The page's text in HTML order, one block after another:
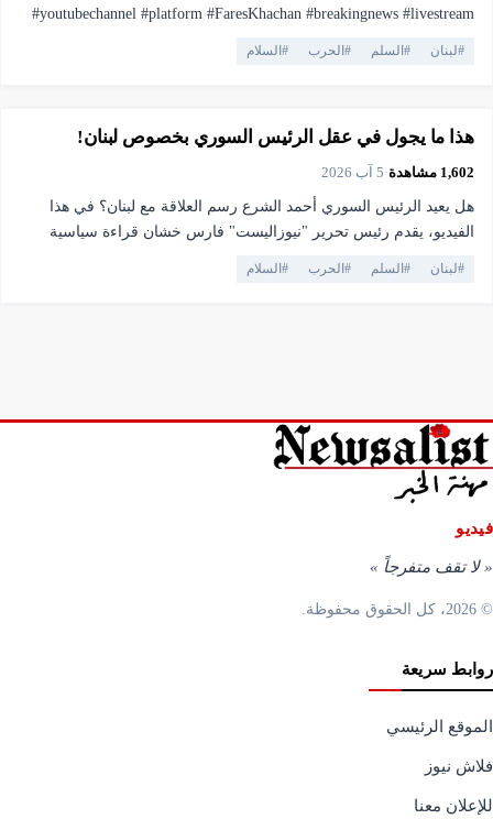
#youtubechannel #platform #FaresKhachan #breakingnews #livestream
#pressfreedom #facts #currentaffairs #trending #lebanonnews
#لبنان # السلم # الحرب # السلام
هذا ما يجول في عقل الرئيس السوري بخصوص لبنان!
1,602 مشاهدة·5 آب 2026
هل يعيد الرئيس السوري أحمد الشرع رسم العلاقة مع لبنان؟ في هذا
الفيديو، يقدم رئيس تحرير "نيوزاليست" فارس خشان قراءة سياسية
إلى اللبنانيين وإلى المنطقة. يناقش الفيديو: • لماذا يعتبر استقرار لبنان
#لبنان # السلم # الحرب # السلام
فيديو
«لا تقف متفرجاً »
© 2026، كل الحقوق محفوظة.
روابط سريعة
الموقع الرئيسي
فلاش نيوز
للإعلان معنا